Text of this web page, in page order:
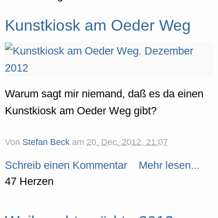
Kunstkiosk am Oeder Weg
Warum sagt mir niemand, daß es da einen
Kunstkiosk am Oeder Weg gibt?
Von Stefan Beck am 20. Dec. 2012, 21:07
Schreib einen Kommentar
Mehr lesen...
47 Herzen